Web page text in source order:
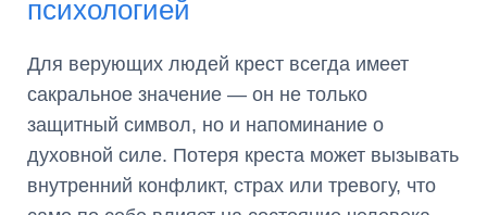
психологией
Для верующих людей крест всегда имеет
сакральное значение — он не только
защитный символ, но и напоминание о
духовной силе. Потеря креста может вызывать
внутренний конфликт, страх или тревогу, что